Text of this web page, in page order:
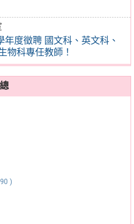
度徵聘 國文科、英文科、
物科專任教師！
)